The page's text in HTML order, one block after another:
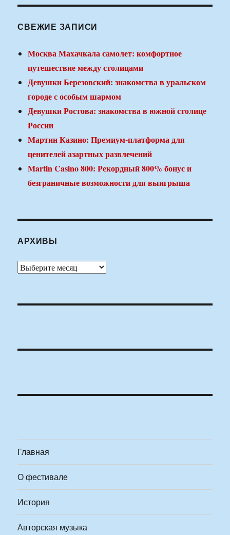
СВЕЖИЕ ЗАПИСИ
Москва Махачкала самолет: комфортное
путешествие между столицами
Девушки Березовский: знакомства в уральском
городе с особым шармом
Девушки Ростова: знакомства в южной столице
России
Мартин Казино: Премиум-платформа для
ценителей азартных развлечений
Martin Casino 800: Рекордный 800% бонус и
безграничные возможности для выигрыша
АРХИВЫ
Архивы
Главная
О фестивале
История
Авторская музыка